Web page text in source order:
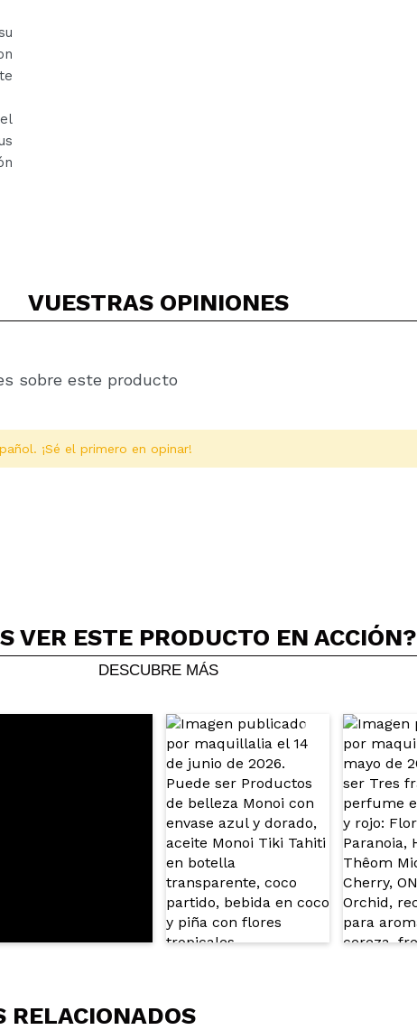
VUESTRAS OPINIONES
sobre este producto
un vídeo o una foto
podría ser el primero. Imagínatelo...
Si No 5/5
¡Sé el primero en opinar!
VER ESTE PRODUCTO EN ACCIÓN?
DESCUBRE MÁS
RELACIONADOS